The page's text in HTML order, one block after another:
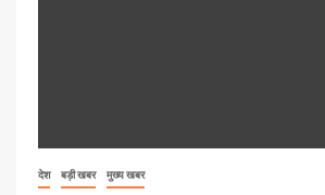
देश बड़ी खबर मुख्य खबर